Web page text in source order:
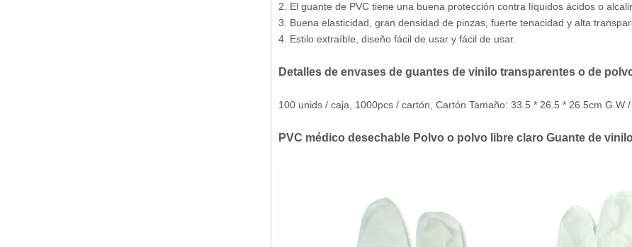
2. El guante de PVC tiene una buena protección contra líquidos ácidos o
3. Buena elasticidad, gran densidad de pinzas, fuerte tenacidad y alta
4. Estilo extraíble, diseño fácil de usar y fácil de usar.
Detalles de envases de guantes de vinilo transparentes o de
100 unids / caja, 1000pcs / cartón, Cartón Tamaño: 33.5 * 26.5 * 26.5cm G.W /
PVC médico desechable Polvo o polvo libre claro Guante de